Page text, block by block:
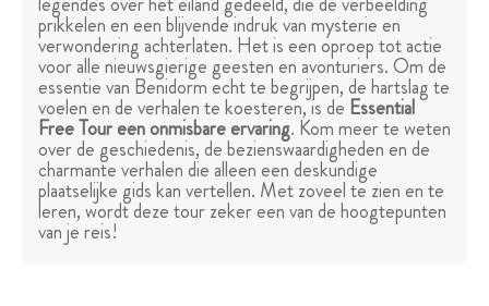
prikkelen en een blijvende indruk van mysterie en
verwondering achterlaten. Het is een oproep tot actie
voor alle nieuwsgierige geesten en avonturiers. Om de
essentie van Benidorm echt te begrijpen, de hartslag te
voelen en de verhalen te koesteren, is de Essential
Free Tour een onmisbare ervaring. Kom meer te weten
over de geschiedenis, de bezienswaardigheden en de
charmante verhalen die alleen een deskundige
plaatselijke gids kan vertellen. Met zoveel te zien en te
leren, wordt deze tour zeker een van de hoogtepunten
van je reis!